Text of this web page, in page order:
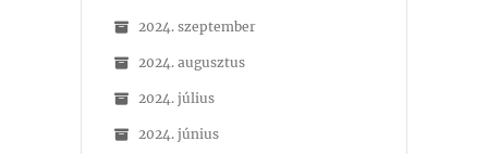
2024. szeptember
2024. augusztus
2024. július
2024. június